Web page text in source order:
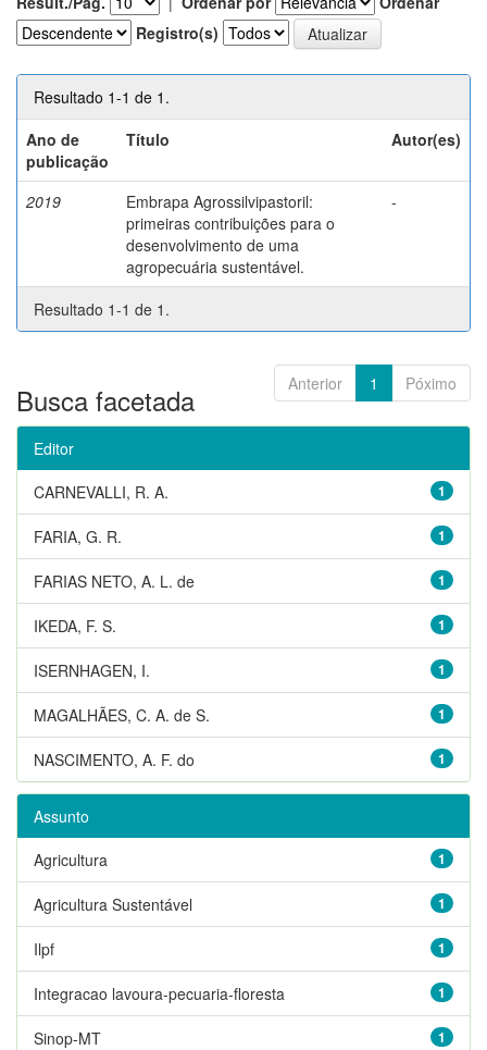
Registro(s)
Resultado 1-1 de 1.
Ano de
publicação
Título Autor(es)
2019
Embrapa Agrossilvipastoril:
primeiras contribuições para o
desenvolvimento de uma
agropecuária sustentável.
-
Resultado 1-1 de 1.
Anterior 1 Póximo
Busca facetada
Editor
1
CARNEVALLI, R. A.
1
FARIA, G. R.
1
FARIAS NETO, A. L. de
1
IKEDA, F. S.
1
ISERNHAGEN, I.
1
MAGALHÃES, C. A. de S.
1
NASCIMENTO, A. F. do
Assunto
1
Agricultura
1
Agricultura Sustentável
1
Ilpf
1
Integracao lavoura-pecuaria-floresta
1
Sinop-MT